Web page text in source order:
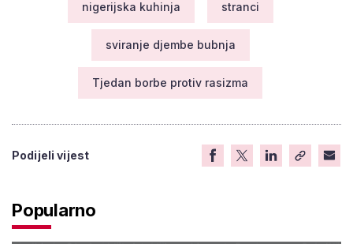
nigerijska kuhinja stranci
sviranje djembe bubnja
Tjedan borbe protiv rasizma
Podijeli vijest
Popularno